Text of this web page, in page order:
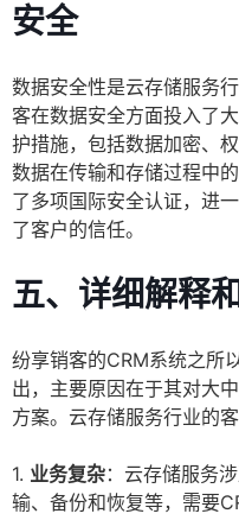
安全
数据安全性是云存储服务
客在数据安全方面投入了
护措施，包括数据加密、
数据在传输和存储过程中
了多项国际安全认证，进
了客户的信任。
五、详细解释
纷享销客的CRM系统之所
出，主要原因在于其对大
方案。云存储服务行业的
1. 业务复杂：云存储服务
输、备份和恢复等，需要